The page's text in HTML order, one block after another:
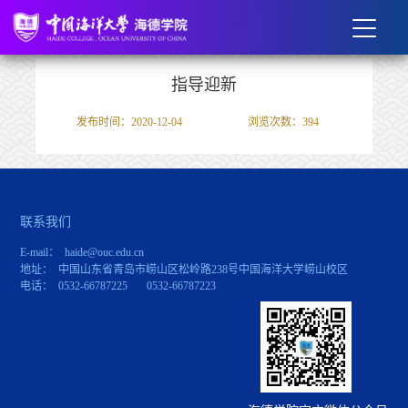
指导迎新
发布时间：2020-12-04 浏览次数： 394
联系我们
E-mail： haide@ouc.edu.cn
地址： 中国山东省青岛市崂山区松岭路238号中国海洋大学崂山校区
电话： 0532-66787225 0532-66787223